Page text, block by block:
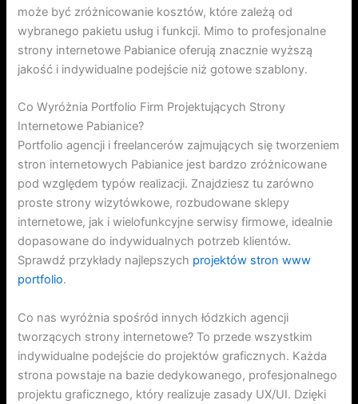
może być zróżnicowanie kosztów, które zależą od
wybranego pakietu usług i funkcji. Mimo to profesjonalne
strony internetowe Pabianice oferują znacznie wyższą
jakość i indywidualne podejście niż gotowe szablony.
Co Wyróżnia Portfolio Firm Projektujących Strony
Internetowe Pabianice?
Portfolio agencji i freelancerów zajmujących się tworzeniem
stron internetowych Pabianice jest bardzo zróżnicowane
pod względem typów realizacji. Znajdziesz tu zarówno
proste strony wizytówkowe, rozbudowane sklepy
internetowe, jak i wielofunkcyjne serwisy firmowe, idealnie
dopasowane do indywidualnych potrzeb klientów.
Sprawdź przykłady najlepszych projektów stron www
portfolio.
Co nas wyróżnia spośród innych łódzkich agencji
tworzących strony internetowe? To przede wszystkim
indywidualne podejście do projektów graficznych. Każda
strona powstaje na bazie dedykowanego, profesjonalnego
projektu graficznego, który realizuje zasady UX/UI. Dzięki